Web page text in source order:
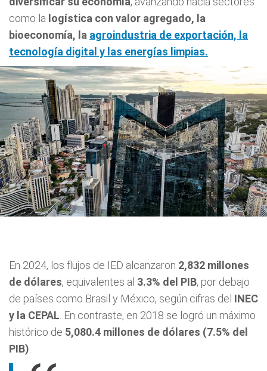
como la logística con valor agregado, la
bioeconomía, la agroindustria de exportación, la
tecnología digital y las energías limpias.
En 2024, los flujos de IED alcanzaron 2,832 millones
de dólares, equivalentes al 3.3% del PIB, por debajo
de países como Brasil y México, según cifras del INEC
y la CEPAL . En contraste, en 2018 se logró un máximo
histórico de 5,080.4 millones de dólares (7.5% del
PIB)